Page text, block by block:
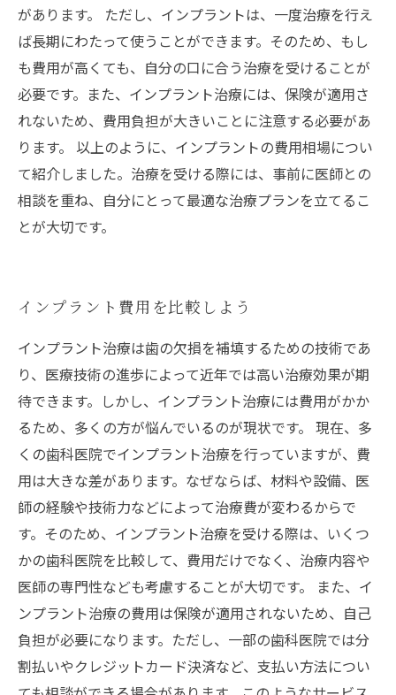
があります。 ただし、インプラントは、一度治療を行え
ば長期にわたって使うことができます。そのため、もし
も費用が高くても、自分の口に合う治療を受けることが
必要です。また、インプラント治療には、保険が適用さ
れないため、費用負担が大きいことに注意する必要があ
ります。 以上のように、インプラントの費用相場につい
て紹介しました。治療を受ける際には、事前に医師との
相談を重ね、自分にとって最適な治療プランを立てるこ
とが大切です。
インプラント費用を比較しよう
インプラント治療は歯の欠損を補填するための技術であ
り、医療技術の進歩によって近年では高い治療効果が期
待できます。しかし、インプラント治療には費用がかか
るため、多くの方が悩んでいるのが現状です。 現在、多
くの歯科医院でインプラント治療を行っていますが、費
用は大きな差があります。なぜならば、材料や設備、医
師の経験や技術力などによって治療費が変わるからで
す。そのため、インプラント治療を受ける際は、いくつ
かの歯科医院を比較して、費用だけでなく、治療内容や
医師の専門性なども考慮することが大切です。 また、イ
ンプラント治療の費用は保険が適用されないため、自己
負担が必要になります。ただし、一部の歯科医院では分
割払いやクレジットカード決済など、支払い方法につい